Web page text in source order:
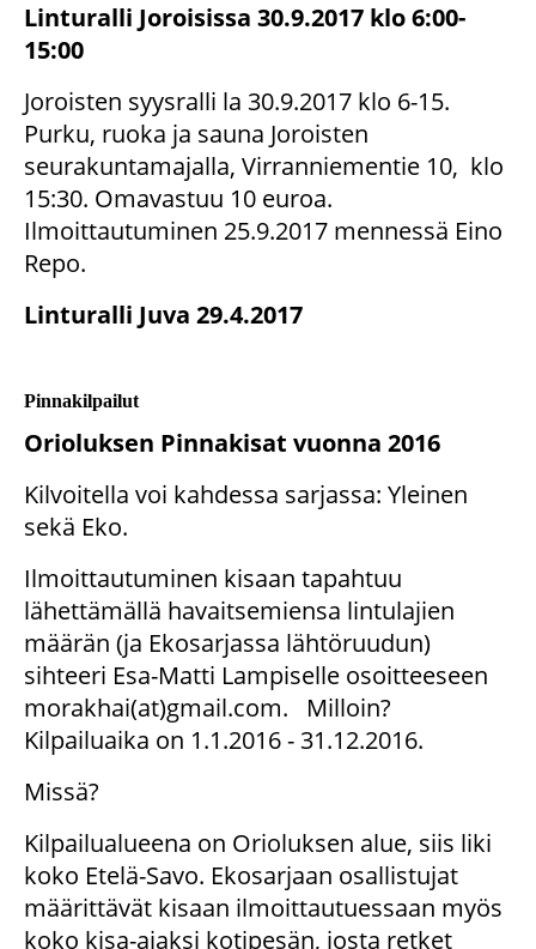
Linturalli Joroisissa 30.9.2017 klo 6:00-
15:00
Joroisten syysralli la 30.9.2017 klo 6-15.
Purku, ruoka ja sauna Joroisten
seurakuntamajalla, Virranniementie 10, klo
15:30. Omavastuu 10 euroa.
Ilmoittautuminen 25.9.2017 mennessä Eino
Repo.
Linturalli Juva 29.4.2017
Pinnakilpailut
Orioluksen Pinnakisat vuonna 2016
Kilvoitella voi kahdessa sarjassa: Yleinen
sekä Eko.
Ilmoittautuminen kisaan tapahtuu
lähettämällä havaitsemiensa lintulajien
määrän (ja Ekosarjassa lähtöruudun)
sihteeri Esa-Matti Lampiselle osoitteeseen
morakhai(at)gmail.com. Milloin?
Kilpailuaika on 1.1.2016 - 31.12.2016.
Missä?
Kilpailualueena on Orioluksen alue, siis liki
koko Etelä-Savo. Ekosarjaan osallistujat
määrittävät kisaan ilmoittautuessaan myös
koko kisa-ajaksi kotipesän, josta retket